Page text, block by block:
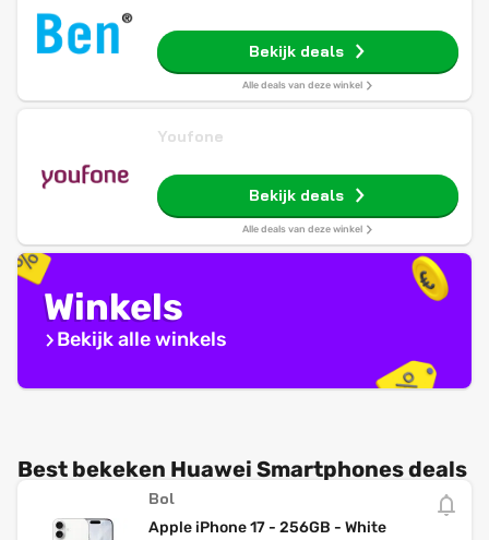
Bekijk deals
Alle deals van deze winkel
Youfone
Bekijk deals
Alle deals van deze winkel
Winkels
Bekijk alle winkels
Best bekeken Huawei Smartphones deals
Bol
Apple iPhone 17 - 256GB - White